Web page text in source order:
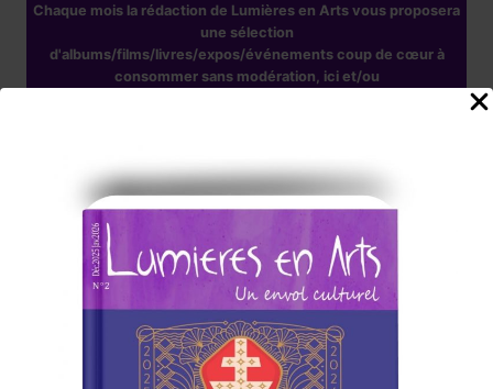
Chaque mois la rédaction de Lumières en Arts vous proposera
une sélection
d'albums/films/livres/expos/événements coup de cœur à
consommer sans modération, ici et/ou